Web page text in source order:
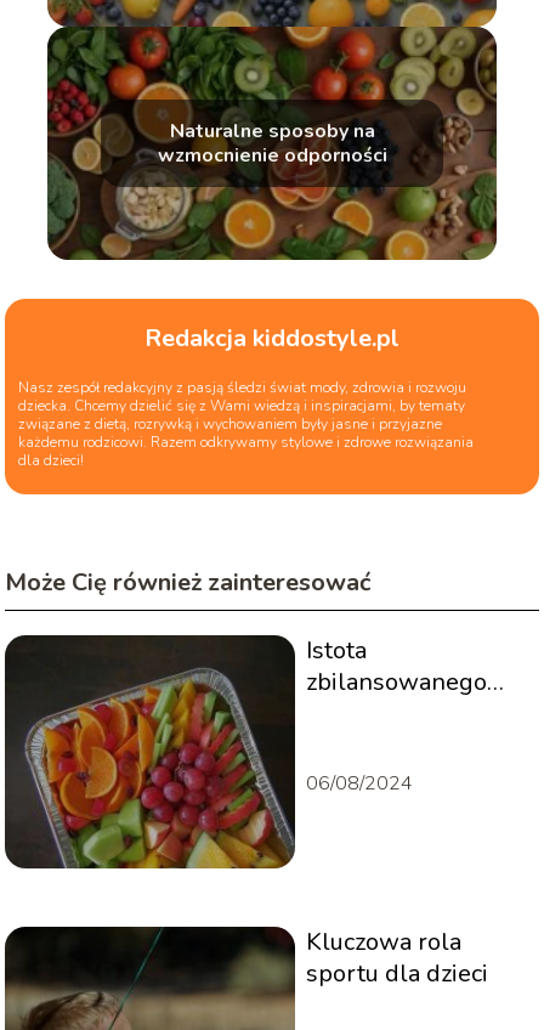
Naturalne sposoby na
wzmocnienie odporności
Redakcja kiddostyle.pl
Nasz zespół redakcyjny z pasją śledzi świat mody, zdrowia i rozwoju
dziecka. Chcemy dzielić się z Wami wiedzą i inspiracjami, by tematy
związane z dietą, rozrywką i wychowaniem były jasne i przyjazne
każdemu rodzicowi. Razem odkrywamy stylowe i zdrowe rozwiązania
dla dzieci!
Może Cię również zainteresować
Istota
zbilansowanego
06/08/2024
Kluczowa rola
sportu dla dzieci